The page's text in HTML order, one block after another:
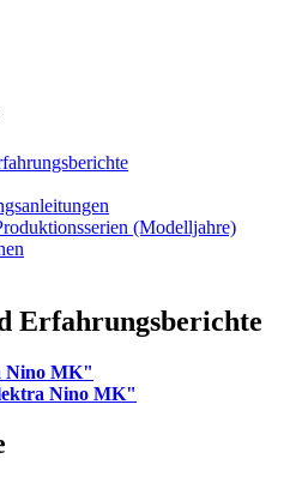
(Modelljahre)
Erfahrungsberichte
Nino MK"
Nino MK"